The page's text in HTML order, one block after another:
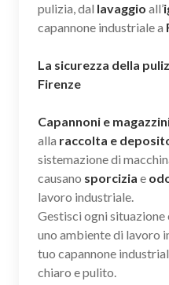
pulizia, dal lavaggio all’
capannone industriale a
La sicurezza della
Firenze
Capannoni e
alla raccolta e
sistemazione di
causano sporcizia e
lavoro industriale.
Gestisci ogni situazione
uno ambiente di lavoro
tuo capannone
chiaro e pulito.